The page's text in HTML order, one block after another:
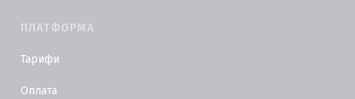
ПЛАТФОРМА
Тарифи
Оплата